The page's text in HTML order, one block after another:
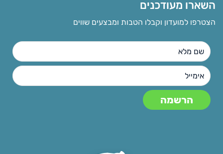
השארו מעודכנים
הצטרפו למועדון וקבלו הטבות ומבצעים שווים